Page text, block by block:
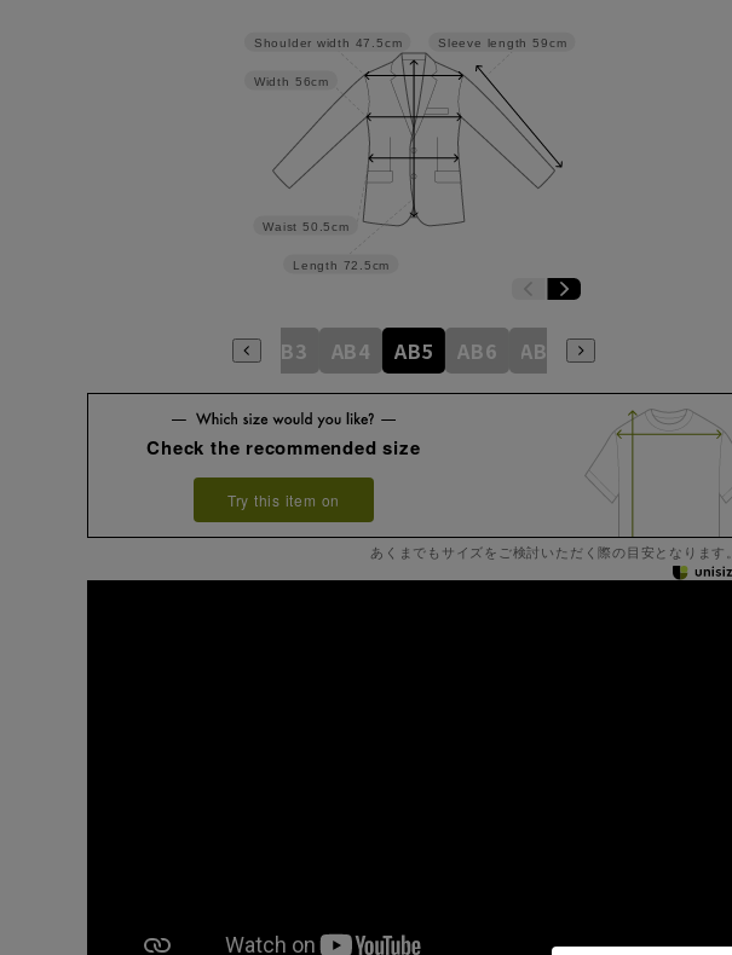
Sleeve length 59cm
Length 72.5cm
Waist 50.5cm
Width 56cm
Shoulder width 47.5cm
A8 AB3 AB4 AB5 AB6 AB7 AB8
Check the recommended size
Try this item on
あくまでもサイズをご検討いただく際の目安となります。